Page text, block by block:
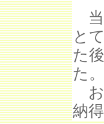
当
と
た
た。
お
納